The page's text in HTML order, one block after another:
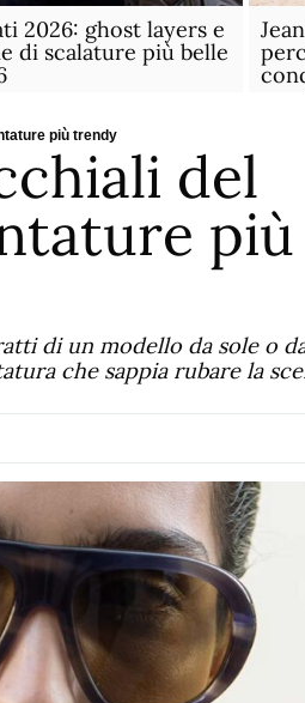
2026: ghost layers e
di scalature più belle
più trendy
del
più
di un modello da sole o
che sappia rubare la